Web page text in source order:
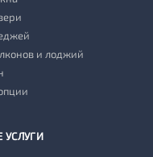
и лоджий